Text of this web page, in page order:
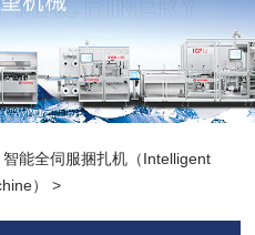
智能全伺服捆扎机（Intelligent
）
>